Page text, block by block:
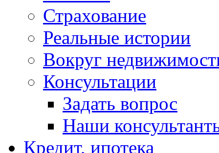
Страхование
Реальные истории
Вокруг
Консультации
Задать вопрос
Наши
Кредит, ипотека